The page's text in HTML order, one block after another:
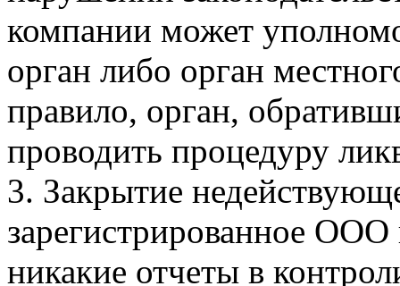
компании может
орган либо орган
правило, орган,
проводить процедуру
3. Закрытие
зарегистрированное ООО
никакие отчеты в